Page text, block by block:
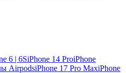
6 | 6SiPhone 14 ProiPhone
AirpodsiPhone 17 Pro MaxiPhone